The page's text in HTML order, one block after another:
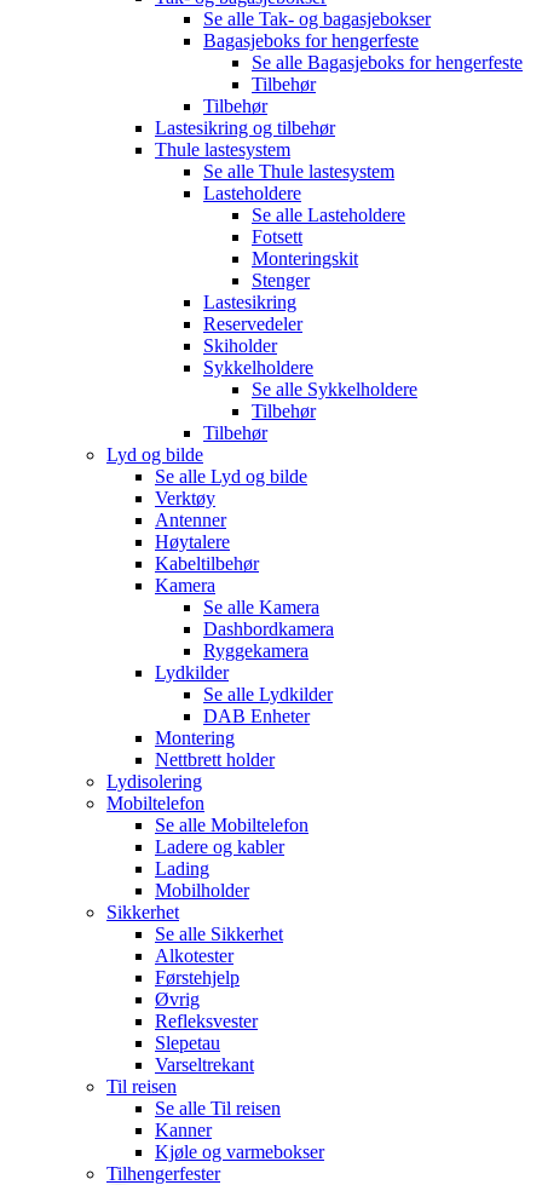
Se alle Tak- og bagasjebokser
Bagasjeboks for hengerfeste
Se alle Bagasjeboks for hengerfeste
Tilbehør
Tilbehør
Lastesikring og tilbehør
Thule lastesystem
Se alle Thule lastesystem
Lasteholdere
Se alle Lasteholdere
Fotsett
Monteringskit
Stenger
Lastesikring
Reservedeler
Skiholder
Sykkelholdere
Se alle Sykkelholdere
Tilbehør
Tilbehør
Lyd og bilde
Se alle Lyd og bilde
Verktøy
Antenner
Høytalere
Kabeltilbehør
Kamera
Se alle Kamera
Dashbordkamera
Ryggekamera
Lydkilder
Se alle Lydkilder
DAB Enheter
Montering
Nettbrett holder
Lydisolering
Mobiltelefon
Se alle Mobiltelefon
Ladere og kabler
Lading
Mobilholder
Sikkerhet
Se alle Sikkerhet
Alkotester
Førstehjelp
Øvrig
Refleksvester
Slepetau
Varseltrekant
Til reisen
Se alle Til reisen
Kanner
Kjøle og varmebokser
Tilhengerfester